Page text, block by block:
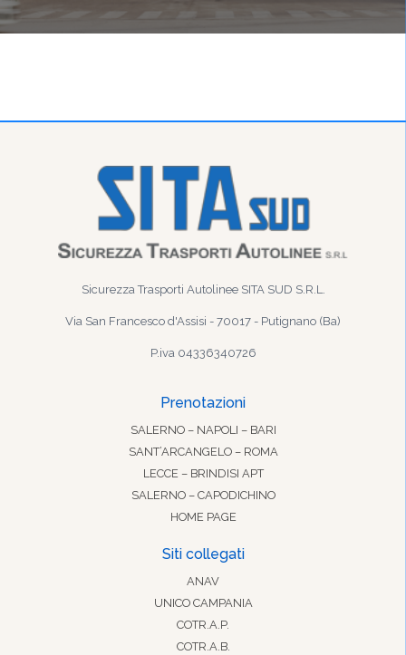
Sicurezza Trasporti Autolinee SITA SUD S.R.L.
Via San Francesco d'Assisi - 70017 - Putignano (Ba)
P.iva 04336340726
Prenotazioni
SALERNO – NAPOLI – BARI
SANT’ARCANGELO – ROMA
LECCE – BRINDISI APT
SALERNO – CAPODICHINO
HOME PAGE
Siti collegati
ANAV
UNICO CAMPANIA
COTR.A.P.
COTR.A.B.